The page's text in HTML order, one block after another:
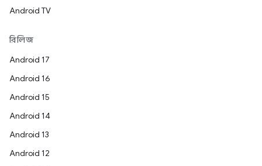
Android TV
রিলিজ
Android 17
Android 16
Android 15
Android 14
Android 13
Android 12